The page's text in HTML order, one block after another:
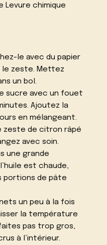
Levure chimique
le avec du papier
zeste. Mettez
un bol.
sucre avec un fouet
Ajoutez la
en mélangeant.
zeste de citron râpé
avec soin.
une grande
est chaude,
portions de pâte
un peu à la fois
la température
pas trop gros,
à l’intérieur.